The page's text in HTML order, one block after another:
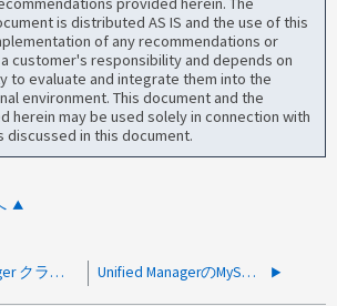
is distributed AS IS and the use of this
of any recommendations or
customer's responsibility and depends on
to evaluate and integrate them into the
environment. This document and the
herein may be used solely in connection with
in this document.
Unified Manager クラスタの削除が説明 - 削除中です Unified ManagerのMySQLビンログが占めるスペースが非常に多いため、UMのバックアップが失敗します